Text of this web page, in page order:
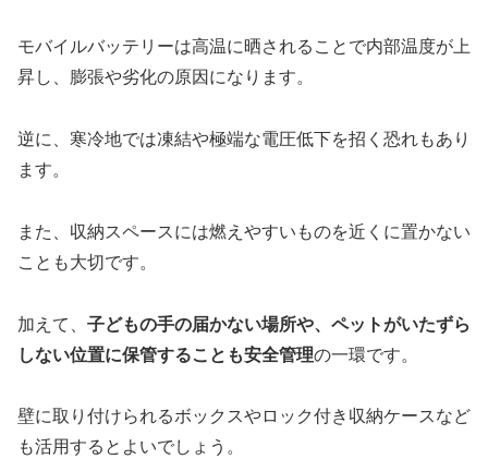
モバイルバッテリーは高温に晒されることで内部温度が上
昇し、膨張や劣化の原因になります。
逆に、寒冷地では凍結や極端な電圧低下を招く恐れもあり
ます。
また、収納スペースには燃えやすいものを近くに置かない
ことも大切です。
加えて、 子どもの手の届かない場所や、ペットがいたずら
しない位置に保管することも安全管理の一環です。
壁に取り付けられるボックスやロック付き収納ケースなど
も活用するとよいでしょう。